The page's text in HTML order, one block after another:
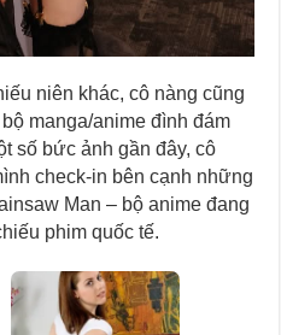
niên khác, cô nàng cũng
manga/anime đình đám
số bức ảnh gần đây, cô
check-in bên cạnh những
Man – bộ anime đang
phim quốc tế.